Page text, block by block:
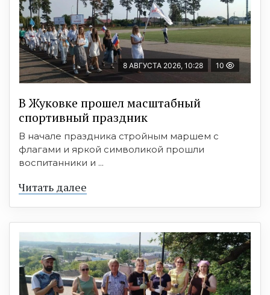
8 АВГУСТА 2026, 10:28 10
В Жуковке прошел масштабный
спортивный праздник
В начале праздника стройным маршем с
флагами и яркой символикой прошли
воспитанники и ...
Читать далее